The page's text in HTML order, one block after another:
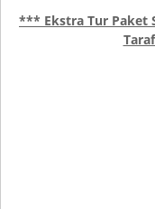
*** Ekstra Tur Paket